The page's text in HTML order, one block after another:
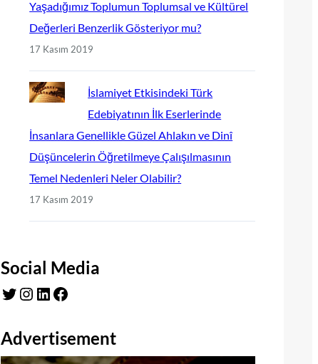
Yaşadığımız Toplumun Toplumsal ve Kültürel
Değerleri Benzerlik Gösteriyor mu?
17 Kasım 2019
İslamiyet Etkisindeki Türk
Edebiyatının İlk Eserlerinde
İnsanlara Genellikle Güzel Ahlakın ve Dinî
Düşüncelerin Öğretilmeye Çalışılmasının
Temel Nedenleri Neler Olabilir?
17 Kasım 2019
Social Media
Twitter
Instagram LinkedIn Facebook
Advertisement